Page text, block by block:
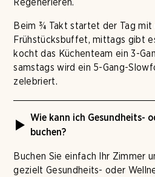
Beim ¾ Takt startet der Tag mit
Frühstücksbuffet, mittags gibt
kocht das Küchenteam ein 3-
samstags wird ein 5-Gang-
zelebriert.
Wie kann ich Gesundheits-
buchen?
Buchen Sie einfach Ihr Zimmer
gezielt Gesundheits- oder